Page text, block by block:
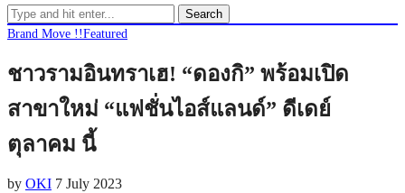
Search
Brand Move !!Featured
ชาวรามอินทราเฮ! “ดองกิ” พร้อมเปิด
สาขาใหม่ “แฟชั่นไอส์แลนด์” ดีเดย์
ตุลาคม นี้
by OKI 7 July 2023